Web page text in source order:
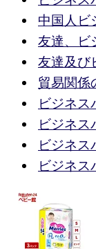
中国人ビ
友達、ビ
友達及び
貿易関係
ビジネス
ビジネス
ビジネス
ビジネス